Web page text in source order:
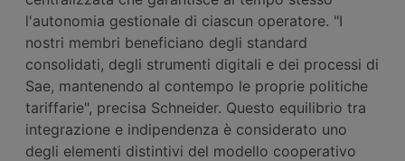
l'autonomia gestionale di ciascun operatore. "I
nostri membri beneficiano degli standard
consolidati, degli strumenti digitali e dei processi di
Sae, mantenendo al contempo le proprie politiche
tariffarie", precisa Schneider. Questo equilibrio tra
integrazione e indipendenza è considerato uno
degli elementi distintivi del modello cooperativo